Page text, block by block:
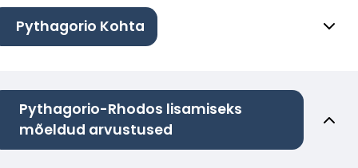
Pythagorio Kohta
Pythagorio-Rhodos lisamiseks
mõeldud arvustused